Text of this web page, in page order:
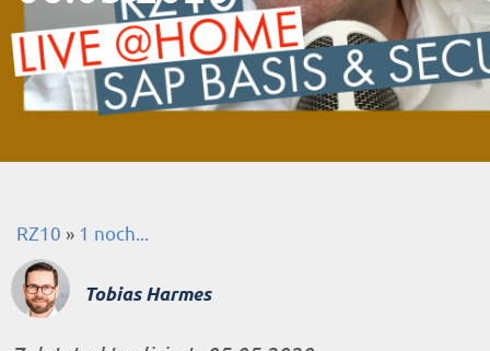
RZ10 » 1 noch...
Tobias Harmes